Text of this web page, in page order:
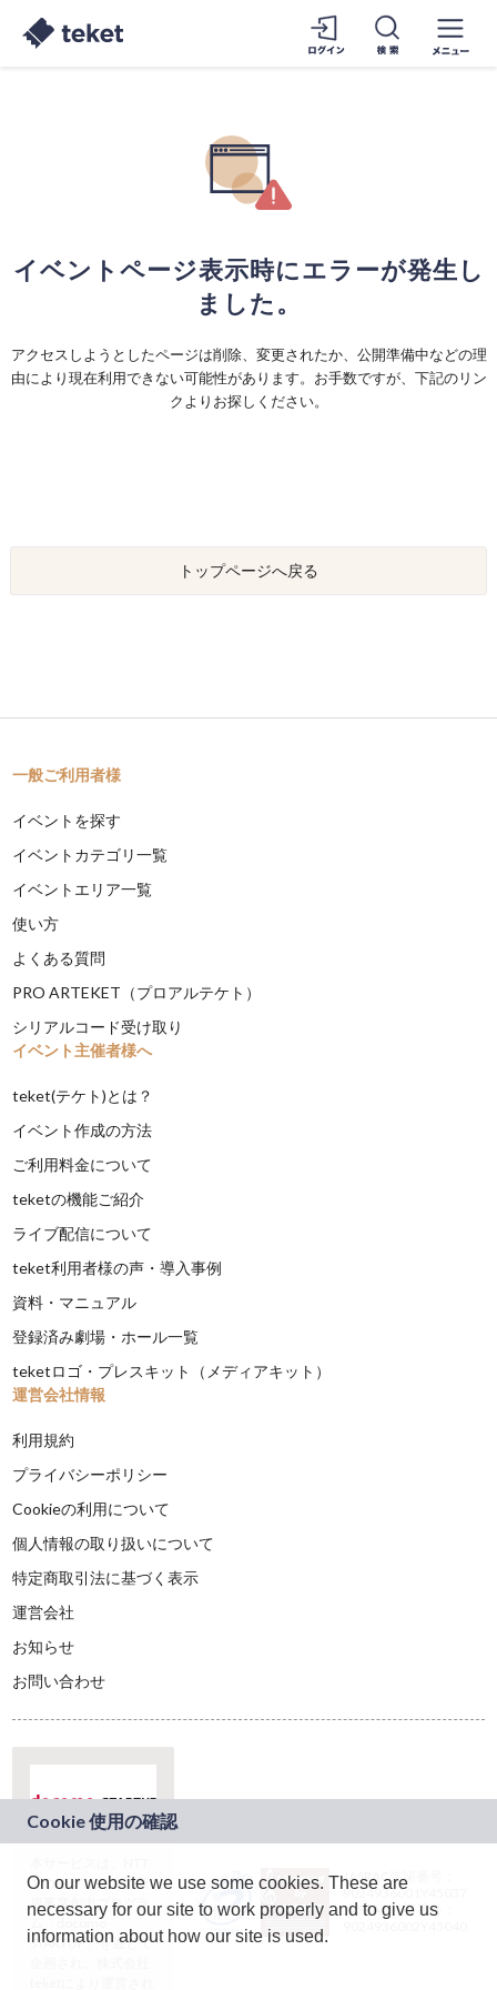
イベントページ表示時にエラーが発生し
ました。
アクセスしようとしたページは削除、変更されたか、公開準備中などの理
由により現在利用できない可能性があります。お手数ですが、下記のリン
クよりお探しください。
トップページへ戻る
一般ご利用者様
イベントを探す
イベントカテゴリ一覧
イベントエリア一覧
使い方
よくある質問
PRO ARTEKET（プロアルテケト）
シリアルコード受け取り
イベント主催者様へ
teket(テケト)とは？
イベント作成の方法
ご利用料金について
teketの機能ご紹介
ライブ配信について
teket利用者様の声・導入事例
資料・マニュアル
登録済み劇場・ホール一覧
teketロゴ・プレスキット（メディアキット）
運営会社情報
利用規約
プライバシーポリシー
Cookieの利用について
個人情報の取り扱いについて
特定商取引法に基づく表示
運営会社
お知らせ
お問い合わせ
ドコモグループの新
規事業創出プログラ
ム「docomo
STARTUP」を通じて
JASRAC許諾番号：
9024936001Y45037
JASRAC許諾番号：
On our website we use some cookies. These are
necessary for our site to work properly and to give us
information about how our site is used.